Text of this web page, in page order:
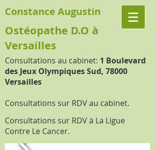
Ostéopathe D.O à
Versailles
Constance Augustin
Consultations au cabinet: 1 Boulevard
des Jeux Olympiques Sud, 78000
Versailles
Consultations sur RDV au cabinet.
Consultations sur RDV à La Ligue
Contre Le Cancer.